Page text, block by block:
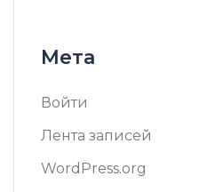
Мета
Войти
Лента записей
WordPress.org